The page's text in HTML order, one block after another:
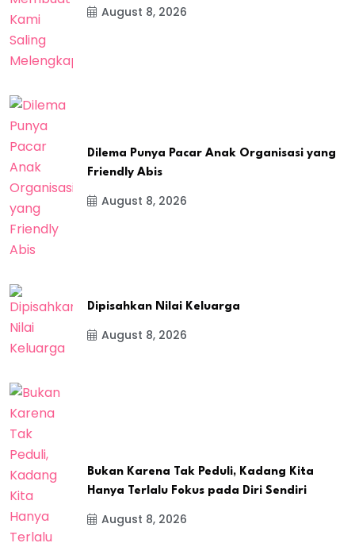
August 8, 2026
Dilema Punya Pacar Anak Organisasi yang
Friendly Abis
August 8, 2026
Dipisahkan Nilai Keluarga
August 8, 2026
Bukan Karena Tak Peduli, Kadang Kita
Hanya Terlalu Fokus pada Diri Sendiri
August 8, 2026